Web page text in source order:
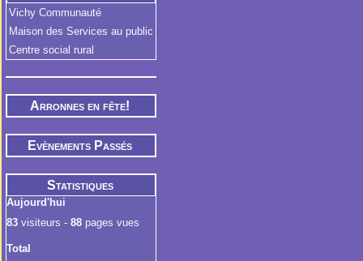
Vichy Communauté
Maison des Services au public
Centre social rural
Arronnes en fête!
Evènements Passés
Statistiques
Aujourd'hui
83 visiteurs - 88 pages vues
Total